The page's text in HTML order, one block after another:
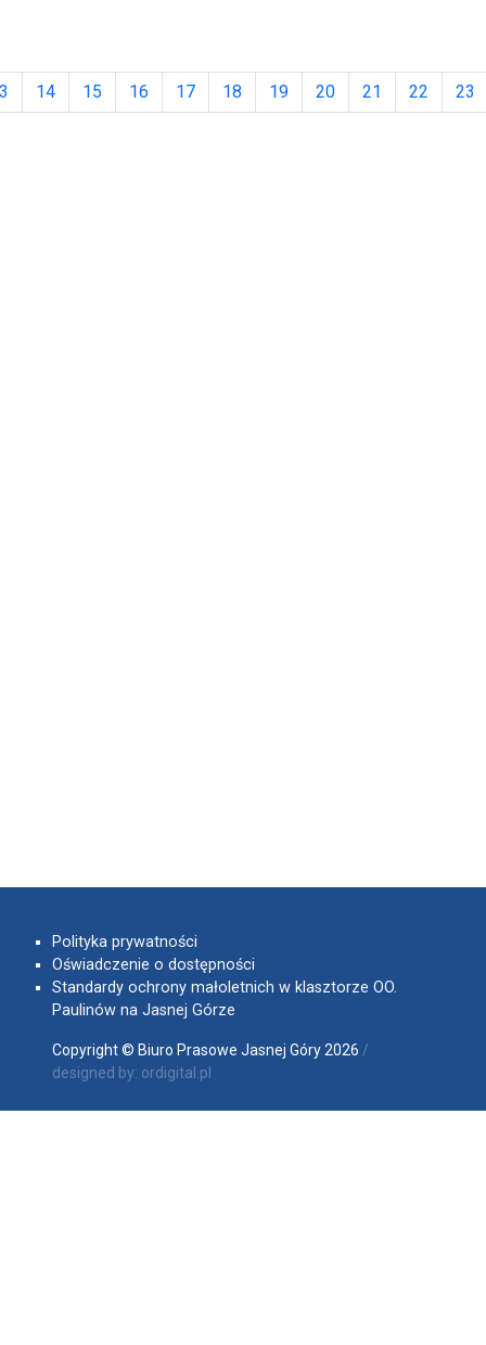
14 15 16 17 18 19 20 21 22 23
Copyright © Biuro Prasowe Jasnej Góry 2026 /
designed by: ordigital.pl
Polityka prywatności
Oświadczenie o dostępności
Standardy ochrony małoletnich w klasztorze OO.
Paulinów na Jasnej Górze